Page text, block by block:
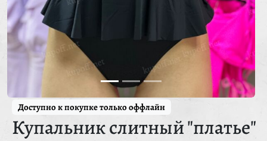
Доступно к покупке только оффлайн
Купальник слитный "платье"